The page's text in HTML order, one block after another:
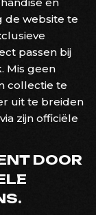
de website te
passen bij
Mis geen
collectie te
uit te breiden
zijn officiële
DOOR